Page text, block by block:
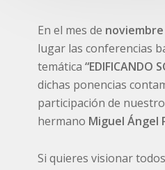
En el mes de noviembre
lugar las conferencias
temática “EDIFICANDO
dichas ponencias
participación de
hermano Miguel Ángel
Si quieres visionar